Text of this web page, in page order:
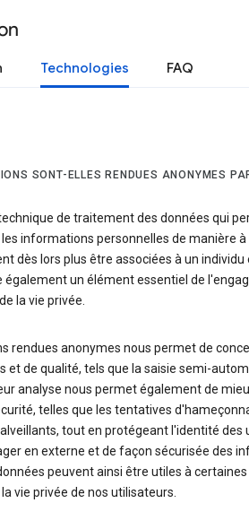
Technologies FAQ
SONT-ELLES RENDUES ANONYMES
de traitement des données qui
informations personnelles de manière à
dès lors plus être associées à un individu
un élément essentiel de
la vie privée.
rendues anonymes nous permet de
et de qualité, tels que la saisie semi-
analyse nous permet également de
telles que les tentatives
tout en protégeant l'identité des
en externe et de façon sécurisée des
peuvent ainsi être utiles à
vie privée de nos utilisateurs.